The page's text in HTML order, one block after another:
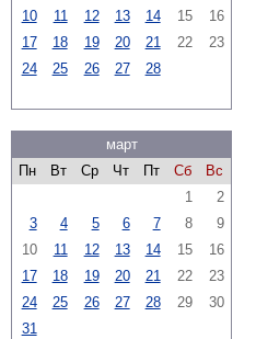
10
11 12 13 14 15
16
17
18 19 20 21 22
23
24
25 26 27 28
март
Пн
Вт Ср Чт Пт Сб
Вс
1
2
3
4 5 6 7 8
9
10
11 12 13 14 15
16
17
18 19 20 21 22
23
24
25 26 27 28 29
30
31